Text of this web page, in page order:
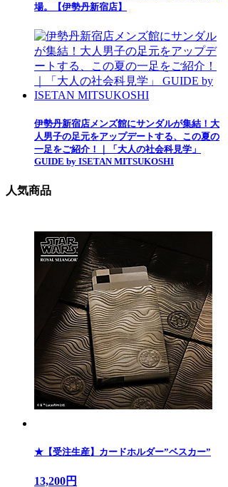
場。【伊勢丹新宿店】
伊勢丹新宿店メンズ館にサンダルが集結！大
人男子の足元をアップデートする、この夏の
一足をご紹介！｜「大人の社会科見学」
GUIDE by ISETAN MITSUKOSHI
人気商品
★【受注生産】カードホルダー”ベスカー”
13,200円